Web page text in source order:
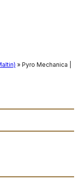
» Pyro Mechanica |